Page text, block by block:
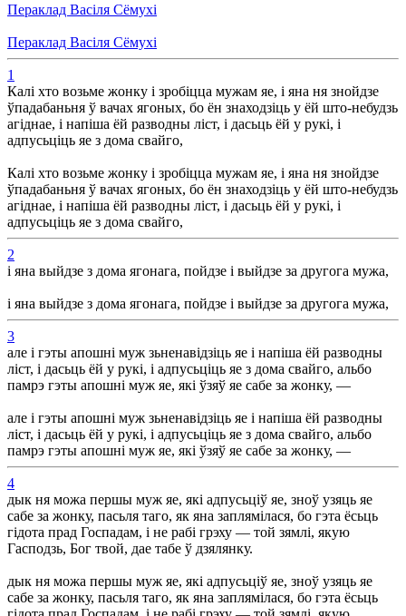
Пераклад Васіля Сёмухі
Пераклад Васіля Сёмухі
1
Калі хто возьме жонку і зробіцца мужам яе, і яна ня знойдзе
ўпадабаньня ў вачах ягоных, бо ён знаходзіць у ёй што-небудзь
агіднае, і напіша ёй разводны ліст, і дасьць ёй у рукі, і
адпусьціць яе з дома свайго,
Калі хто возьме жонку і зробіцца мужам яе, і яна ня знойдзе
ўпадабаньня ў вачах ягоных, бо ён знаходзіць у ёй што-небудзь
агіднае, і напіша ёй разводны ліст, і дасьць ёй у рукі, і
адпусьціць яе з дома свайго,
2
і яна выйдзе з дома ягонага, пойдзе і выйдзе за другога мужа,
і яна выйдзе з дома ягонага, пойдзе і выйдзе за другога мужа,
3
але і гэты апошні муж зьненавідзіць яе і напіша ёй разводны
ліст, і дасьць ёй у рукі, і адпусьціць яе з дома свайго, альбо
памрэ гэты апошні муж яе, які ўзяў яе сабе за жонку, —
але і гэты апошні муж зьненавідзіць яе і напіша ёй разводны
ліст, і дасьць ёй у рукі, і адпусьціць яе з дома свайго, альбо
памрэ гэты апошні муж яе, які ўзяў яе сабе за жонку, —
4
дык ня можа першы муж яе, які адпусьціў яе, зноў узяць яе
сабе за жонку, пасьля таго, як яна заплямілася, бо гэта ёсьць
гідота прад Госпадам, і не рабі грэху — той зямлі, якую
Гасподзь, Бог твой, дае табе ў дзялянку.
дык ня можа першы муж яе, які адпусьціў яе, зноў узяць яе
сабе за жонку, пасьля таго, як яна заплямілася, бо гэта ёсьць